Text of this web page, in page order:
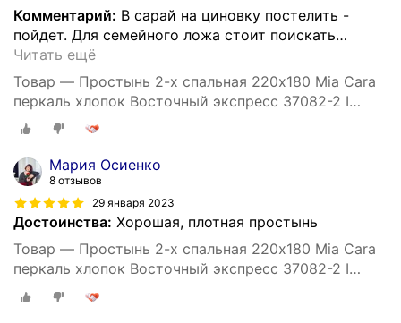
Комментарий: В сарай на циновку постелить -
пойдет. Для семейного ложа стоит поискать…
Читать ещё
Товар — Простынь 2-х спальная 220х180 Mia Cara
перкаль хлопок Восточный экспресс 37082-2 I
простыня, простыни
Мария Осиенко
8 отзывов
29 января 2023
Достоинства: Хорошая, плотная простынь
Товар — Простынь 2-х спальная 220х180 Mia Cara
перкаль хлопок Восточный экспресс 37082-2 I
простыня, простыни